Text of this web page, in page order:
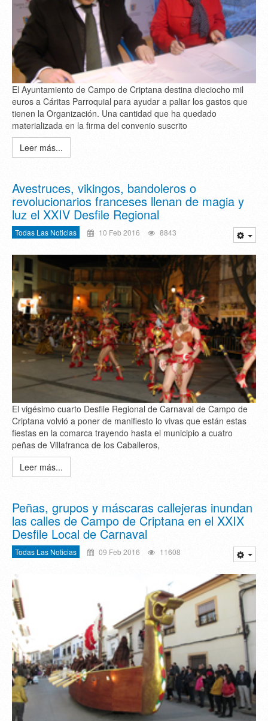
El Ayuntamiento de Campo de Criptana destina dieciocho mil
euros a Cáritas Parroquial para ayudar a paliar los gastos que
tienen la Organización. Una cantidad que ha quedado
materializada en la firma del convenio suscrito
Leer más...
Avestruces, vikingos, bandoleros o
revolucionarios franceses llenan de magia y
luz el XXIV Desfile Regional
Todas Las Noticias 10 Feb 2016 8843
El vigésimo cuarto Desfile Regional de Carnaval de Campo de
Criptana volvió a poner de manifiesto lo vivas que están estas
fiestas en la comarca trayendo hasta el municipio a cuatro
peñas de Villafranca de los Caballeros,
Leer más...
Peñas, grupos y máscaras callejeras inundan
las calles de Campo de Criptana en el XXIX
Desfile Local de Carnaval
Todas Las Noticias 09 Feb 2016 11608